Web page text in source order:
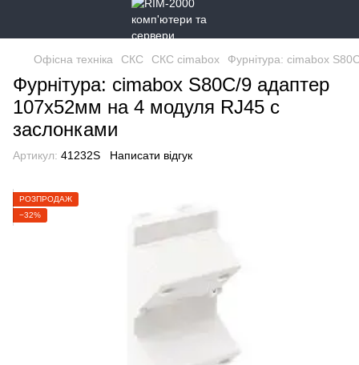
Офісна техніка СКС СКС cimabox Фурнітура: cimabox
Фурнітура: cimabox S80C/9 адаптер
107х52мм на 4 модуля RJ45 с
заслонками
Артикул: 41232S Написати відгук
РОЗПРОДАЖ
−32%